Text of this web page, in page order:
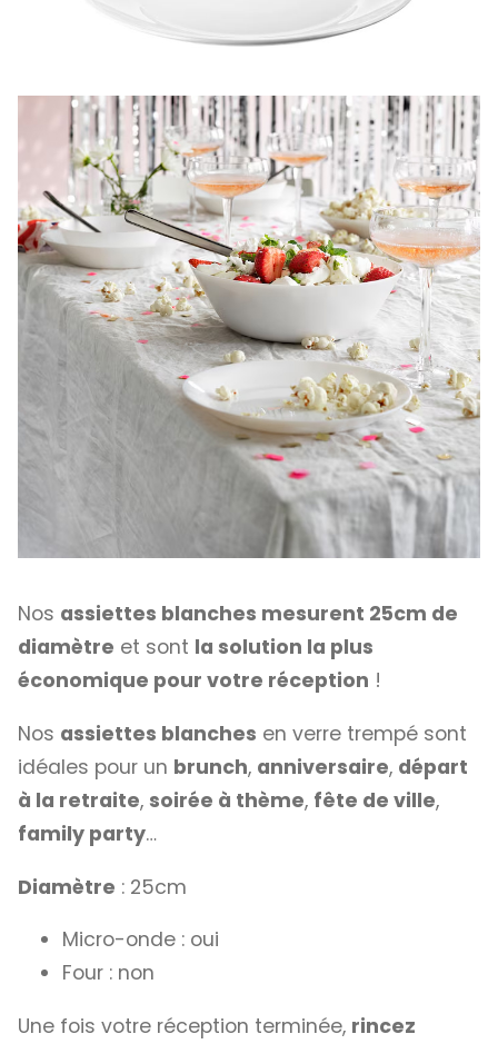
Nos assiettes blanches mesurent 25cm de
diamètre et sont la solution la plus
économique pour votre réception !
Nos assiettes blanches en verre trempé sont
idéales pour un brunch, anniversaire, départ
à la retraite, soirée à thème, fête de ville,
family party…
Diamètre : 25cm
Micro-onde : oui
Four : non
Une fois votre réception terminée, rincez